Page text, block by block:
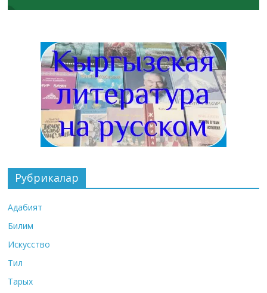
Рубрикалар
Адабият
Билим
Искусство
Тил
Тарых